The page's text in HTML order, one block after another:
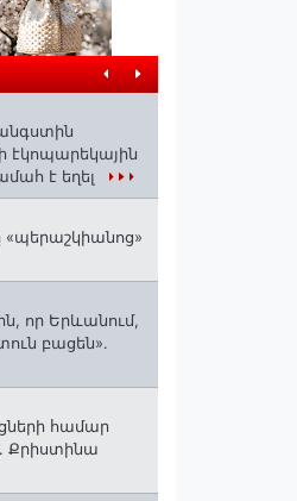
էկոպարեկային
է եղել
որ Երևանում,
բացեն»․
համար
Քրիստինա